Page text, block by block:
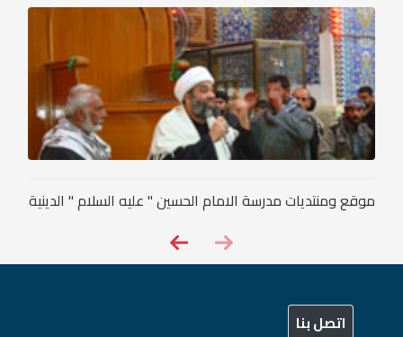
موقع ومنتديات مدرسة الامام الحسين " عليه السلام " الدينية
اتصل بنا